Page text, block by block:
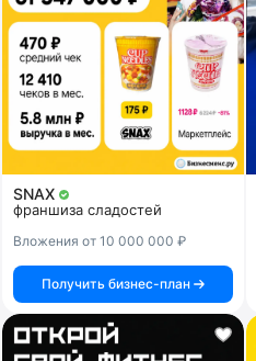
SNAX
франшиза сладостей
Вложения от 10 000 000 ₽
Получить бизнес-план